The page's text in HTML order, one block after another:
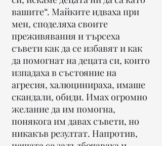
вашите“. Майките идваха при
мен, споделяха своите
преживявания и търсеха
съвети как да се избавят и как
да помогнат на децата си, които
изпадаха в състояние на
агресия, халюцинираха, имаше
скандали, обиди. Имах огромно
желание да им помогна,
понякога им давах съвети, но
никакъв резултат. Напротив,